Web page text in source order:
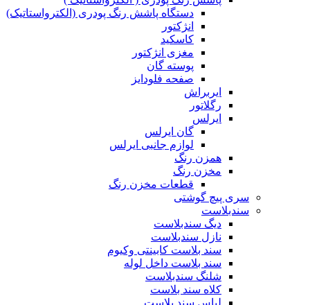
دستگاه پاشش رنگ پودری (الکترواستاتیک)
انژکتور
کاسکید
مغزی انژکتور
پوسته گان
صفحه فلودایز
ایربراش
رگلاتور
ایرلس
گان ایرلس
لوازم جانبی ایرلس
همزن رنگ
مخزن رنگ
قطعات مخزن رنگ
سری پیچ گوشتی
سندبلاست
دیگ سندبلاست
نازل سندبلاست
سند بلاست کابینتی وکیوم
سند بلاست داخل لوله
شلنگ سندبلاست
کلاه سند بلاست
لباس سند بلاست